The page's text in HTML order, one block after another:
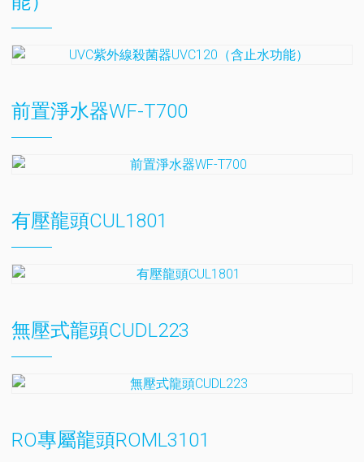
前置淨水器WF-T700
有壓龍頭CUL1801
無壓式龍頭CUDL223
RO專屬龍頭ROML3101